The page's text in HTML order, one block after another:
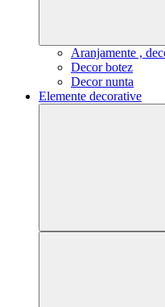
Aranjamente ,
Decor botez
Decor nunta
Elemente decorative